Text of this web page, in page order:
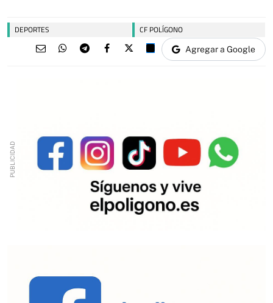
DEPORTES CF POLÍGONO
Agregar a Google